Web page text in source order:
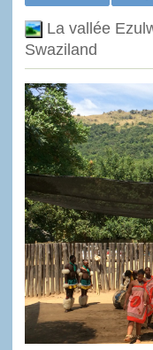
La vallée
Swaziland